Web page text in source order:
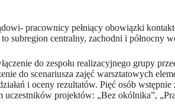
pracownicy pełniący obowiązki
subregion centralny, zachodni i północny
do zespołu realizacyjnego grupy
do scenariusza zajęć warsztatowych
i oceny rezultatów. Pięć osób
uczestników projektów: „Bez okólnika”,